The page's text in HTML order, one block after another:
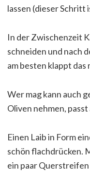
lassen (dieser Schritt
In der Zwischenzeit
schneiden und nach
am besten klappt das
Wer mag kann auch
Oliven nehmen,
Einen Laib in Form
schön flachdrücken.
ein paar